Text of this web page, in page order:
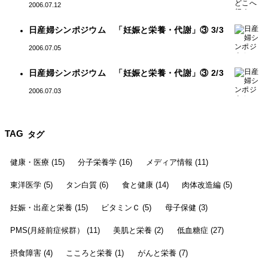
2006.07.12
日産婦シンポジウム 「妊娠と栄養・代謝」③ 3/3
2006.07.05
日産婦シンポジウム 「妊娠と栄養・代謝」③ 2/3
2006.07.03
TAG タグ
健康・医療 (15) 分子栄養学 (16) メディア情報 (11)
東洋医学 (5) タン白質 (6) 食と健康 (14) 肉体改造編 (5)
妊娠・出産と栄養 (15) ビタミンＣ (5) 母子保健 (3)
PMS(月経前症候群） (11) 美肌と栄養 (2) 低血糖症 (27)
摂食障害 (4) こころと栄養 (1) がんと栄養 (7)